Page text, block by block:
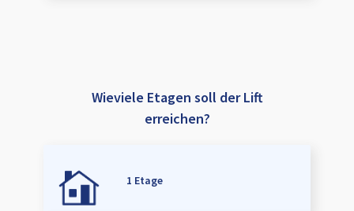
Wieviele Etagen soll der Lift
erreichen?
1 Etage